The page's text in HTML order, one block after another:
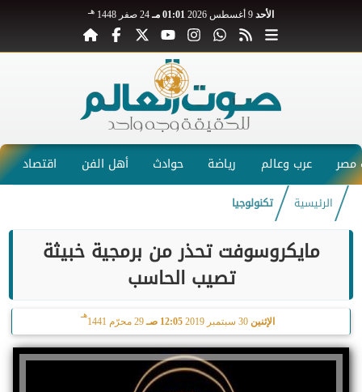
الأحد 01:01 مـ 24 صفر 1448 هـ
عرب وعالم رياضة حوادث أهل الفن اقتصاد
الرئيسية تكنولوجيا
مايكروسوفت تحذر من برمجية خبيثة
تصيب الحاسب
الإثنين 12:05 صـ 29 محرّم 1441
هـ